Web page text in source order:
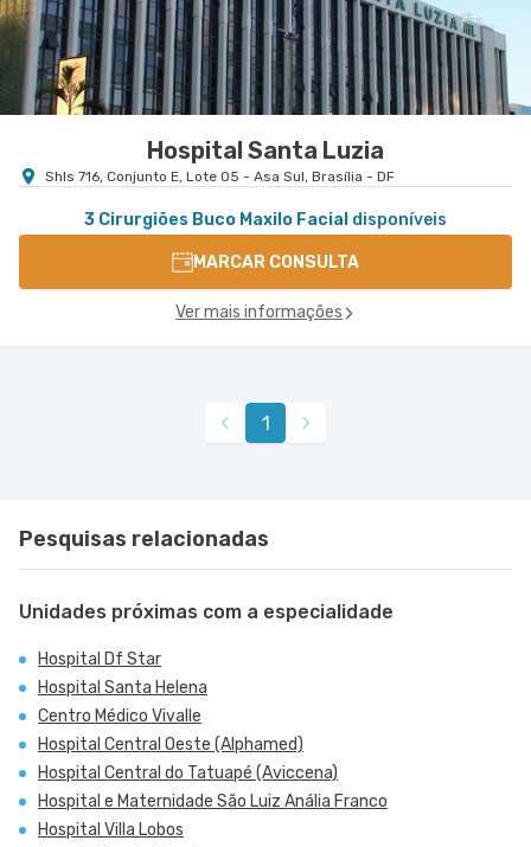
Hospital Santa Luzia
Shls 716, Conjunto E, Lote 05 - Asa Sul, Brasília - DF
3 Cirurgiões Buco Maxilo Facial disponíveis
MARCAR CONSULTA
Ver mais informações
1
Pesquisas relacionadas
Unidades próximas com a especialidade
Hospital Df Star
Hospital Santa Helena
Centro Médico Vivalle
Hospital Central Oeste (Alphamed)
Hospital Central do Tatuapé (Aviccena)
Hospital e Maternidade São Luiz Anália Franco
Hospital Villa Lobos